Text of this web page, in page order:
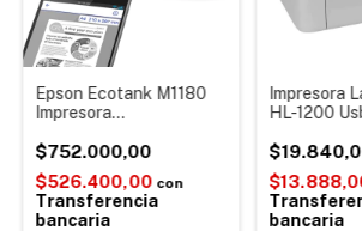
Epson Ecotank M1180
Impresora
11000 Pags
$752.000,00
$526.400,00 con
Transferencia
bancaria
Impresora
HL-1200
TN1060
bancaria